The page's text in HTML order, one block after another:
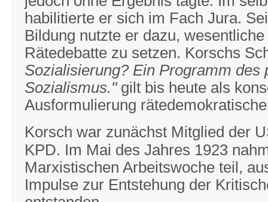
habilitierte er sich im Fach Jura.
Bildung nutzte er dazu,
Rätedebatte zu setzen. Korschs
Sozialisierung? Ein Programm des
Sozialismus." gilt bis heute als
Ausformulierung
Korsch war zunächst Mitglied der
KPD. Im Mai des Jahres 1923
Marxistischen Arbeitswoche teil,
Impulse zur Entstehung der